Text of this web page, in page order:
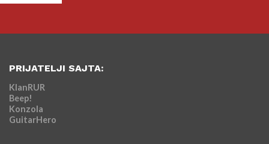
PRIJATELJI SAJTA:
KlanRUR
Beep!
Konzola
GuitarHero